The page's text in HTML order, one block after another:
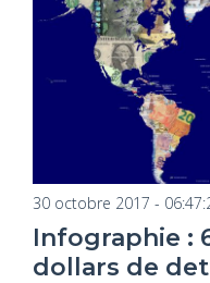
30 octobre 2017 -
Infographie :
dollars de